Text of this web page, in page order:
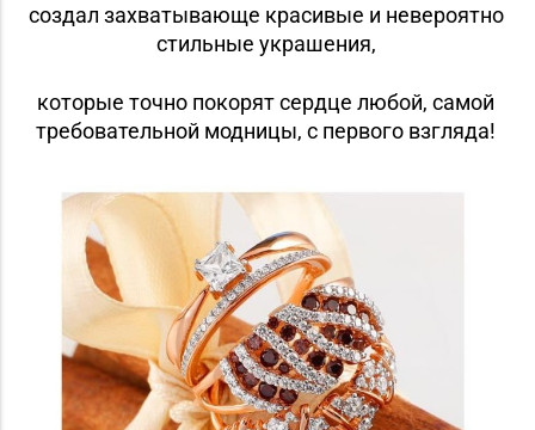
создал захватывающе красивые и невероятно
стильные украшения,
которые точно покорят сердце любой, самой
требовательной модницы, с первого взгляда!